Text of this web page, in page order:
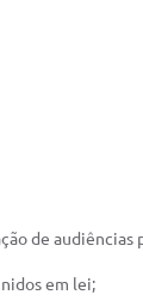
de audiências
em lei;